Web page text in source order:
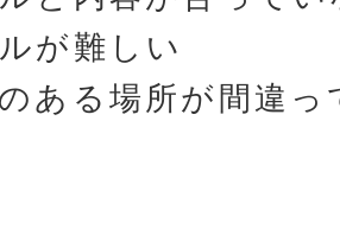
が難しい
ある場所が間違っ